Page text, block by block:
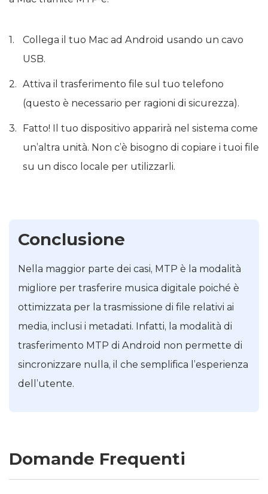
Collega il tuo Mac ad Android usando un cavo
USB.
Attiva il trasferimento file sul tuo telefono
(questo è necessario per ragioni di sicurezza).
Fatto! Il tuo dispositivo apparirà nel sistema come
un’altra unità. Non c’è bisogno di copiare i tuoi file
su un disco locale per utilizzarli.
Conclusione
Nella maggior parte dei casi, MTP è la modalità
migliore per trasferire musica digitale poiché è
ottimizzata per la trasmissione di file relativi ai
media, inclusi i metadati. Infatti, la modalità di
trasferimento MTP di Android non permette di
sincronizzare nulla, il che semplifica l’esperienza
dell’utente.
Domande Frequenti